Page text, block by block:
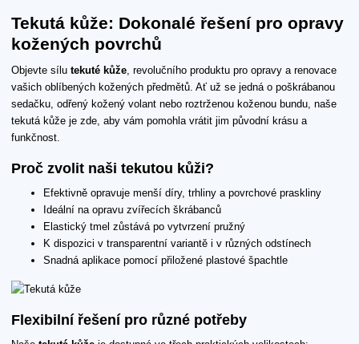
Tekutá kůže: Dokonalé řešení pro opravy
kožených povrchů
Objevte sílu tekuté kůže , revolučního produktu pro opravy a renovace
vašich oblíbených kožených předmětů. Ať už se jedná o poškrábanou
sedačku, odřený kožený volant nebo roztrženou koženou bundu, naše
tekutá kůže je zde, aby vám pomohla vrátit jim původní krásu a
funkčnost.
Proč zvolit naši tekutou kůži?
Efektivně opravuje menší díry, trhliny a povrchové praskliny
Ideální na opravu zvířecích škrábanců
Elastický tmel zůstává po vytvrzení pružný
K dispozici v transparentní variantě i v různých odstínech
Snadná aplikace pomocí přiložené plastové špachtle
Flexibilní řešení pro různé potřeby